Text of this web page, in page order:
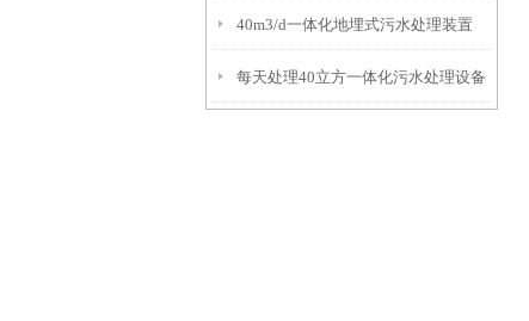
40m3/d一体化地埋式污水处理装置
每天处理40立方一体化污水处理设备